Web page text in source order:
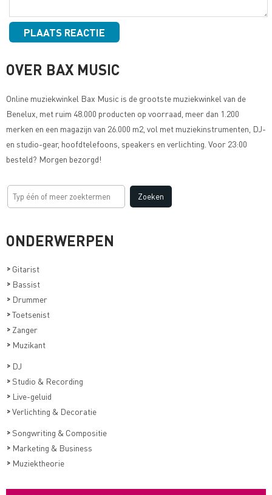
OVER BAX MUSIC
Online muziekwinkel Bax Music is de grootste muziekwinkel van de
Benelux, met ruim 48.000 producten op voorraad, meer dan 1.200
merken en een magazijn van 26.000 m2, vol met muziekinstrumenten, DJ-
en studio-gear, hoofdtelefoons, speakers en verlichting. Voor 23:00
besteld? Morgen bezorgd!
ONDERWERPEN
> Gitarist
> Bassist
> Drummer
>Toetsenist
> Zanger
> Muzikant
> DJ
> Studio & Recording
> Live-geluid
>Verlichting & Decoratie
> Songwriting & Compositie
> Marketing & Business
> Muziektheorie